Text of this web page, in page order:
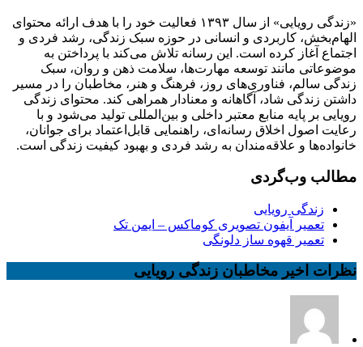
«زندگی رویایی» از سال ۱۳۹۳ فعالیت خود را با هدف ارائه محتوای
الهام‌بخش، کاربردی و انسانی در حوزه سبک زندگی، رشد فردی و
اجتماع آغاز کرده است. این رسانه تلاش می‌کند با پرداختن به
موضوعاتی مانند توسعه مهارت‌ها، سلامت ذهن و روان، سبک
زندگی سالم، فناوری‌های روز، فرهنگ و هنر، مخاطبان را در مسیر
داشتن زندگی شاد، آگاهانه و معنادار همراهی کند. محتوای زندگی
رویایی بر پایه منابع معتبر داخلی و بین‌المللی تولید می‌شود و با
رعایت اصول اخلاق رسانه‌ای، راهنمایی قابل‌اعتماد برای جوانان،
خانواده‌ها و علاقه‌مندان به رشد فردی و بهبود کیفیت زندگی است.
مطالب وب‌گردی
زندگی رویایی
تعمیر آیفون تصویری کوماکس – ایمن تک
تعمیر قهوه ساز دلونگی
نظرات اخیر مخاطبان زندگی رویایی